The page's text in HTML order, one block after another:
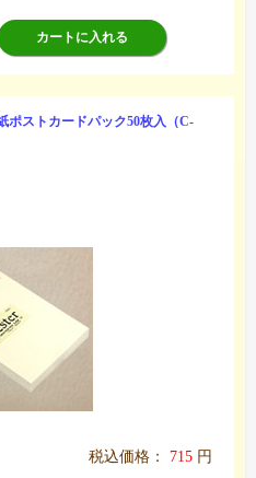
カートに入れる
ストカードパック50枚入（C-
税込価格： 715 円